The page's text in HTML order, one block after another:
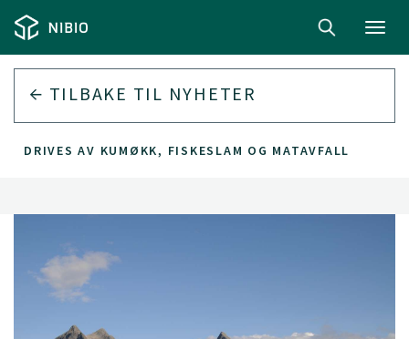
TILBAKE TIL NYHETER
DRIVES AV KUMØKK, FISKESLAM OG MATAVFALL